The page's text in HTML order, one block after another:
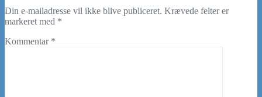
Din e-mailadresse vil ikke blive publiceret. Krævede felter er
markeret med *
Kommentar *